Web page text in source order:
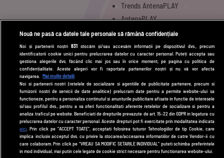
Trends AntenaPLAY
AntenaPLAY
UTILE
Cod deontologic
Termeni și condiții
Politica de cookies
Politică de confidențialitate
Contact
Modifică Setările
Nouă ne pasă ca datele tale personale să rămână confidențiale
Noi și partenerii noștri831 stocăm și/sau accesăm informații pe dispozitivul dvs., precum
identificatorii cookie unici pentru prelucrarea datelor cu caracter personal. Puteți accepta sau
gestiona alegerile dvs. făcând clic mai jos sau în orice moment, pe pagina cu politica de
confidențialitate. Aceste alegeri vor fi raportate partenerilor noștri și nu vă vor afecta
navigarea.
Mai multe detalii
Noi si partenerii nostri (retelele de socializare si agentiile de publicitate partenere, precum si
furnizorii nostri de servicii de date analitice) prelucram date pentru a permite website-ului sa
functioneze, pentru a personaliza continutul si anunturile publicitare afisate in functie de interesele
si/sau profilul dvs., pentru a va oferi functionalitati aferente retelelor de socializare si pentru a
analiza traficul pe website. Beneficiati de drepturile prevazute de art. 15-22 din GDPR in legatura cu
prelucrarea datelor cu caracter personal. Aceste drepturi pot fi exercitate prin modalitatea indicata
aici . Prin click pe “ACCEPT TOATE”, acceptati folosirea tuturor Tehnologiilor de tip Cookie, care
implica inclusiv acceptul dvs. cu privire la stocarea/accesarea informatiilor de catre Vendor-ii cu
care colaboram. Prin click pe “VREAU SA MODIFIC SETARILE INDIVIDUAL” puteti schimba preferintele
in mod individual, mai putin cele legate de cookie strict necesare pentru functionarea website-ului.